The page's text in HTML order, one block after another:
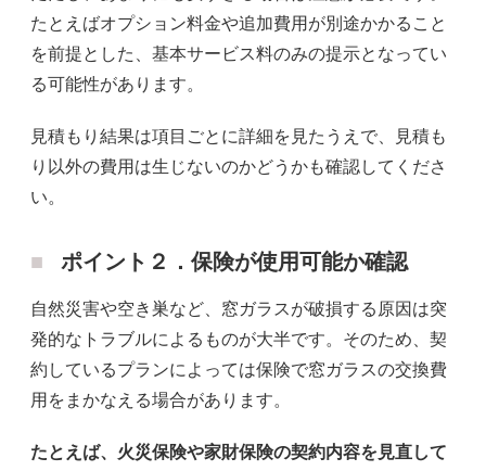
たとえばオプション料金や追加費用が別途かかること
を前提とした、基本サービス料のみの提示となってい
る可能性があります。
見積もり結果は項目ごとに詳細を見たうえで、見積も
り以外の費用は生じないのかどうかも確認してくださ
い。
ポイント２．保険が使用可能か確認
自然災害や空き巣など、窓ガラスが破損する原因は突
発的なトラブルによるものが大半です。そのため、契
約しているプランによっては保険で窓ガラスの交換費
用をまかなえる場合があります。
たとえば、火災保険や家財保険の契約内容を見直して